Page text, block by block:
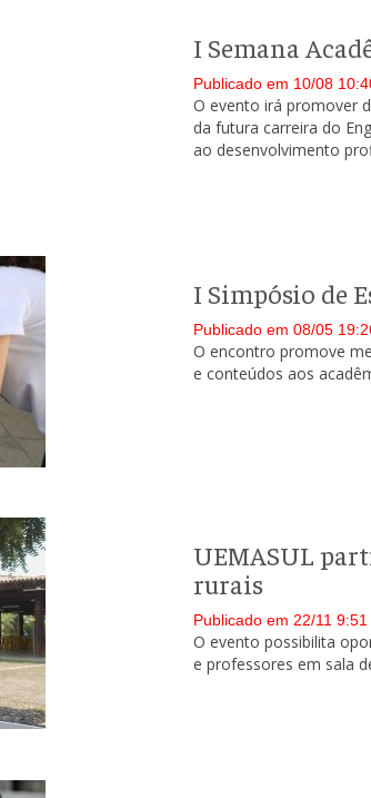
I Semana
Publicado em 10/08
O evento irá promover
da futura carreira do
ao desenvolvimento
I Simpósio de
Publicado em 08/05
O encontro promove
e conteúdos aos
UEMASUL
rurais
Publicado em 22/11 9:51
O evento possibilita
e professores em sala